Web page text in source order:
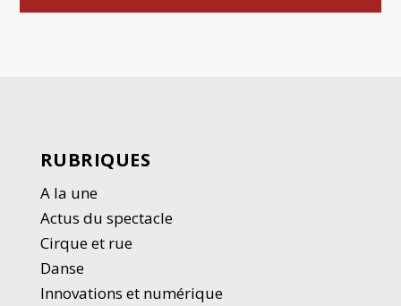
RUBRIQUES
A la une
Actus du spectacle
Cirque et rue
Danse
Innovations et numérique